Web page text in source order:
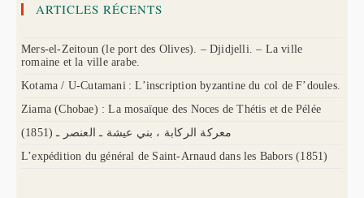
ARTICLES RÉCENTS
Mers-el-Zeitoun (le port des Olives). – Djidjelli. – La ville
romaine et la ville arabe.
Kotama / U-Cutamani : L’inscription byzantine du col de F’doules.
Ziama (Chobae) : La mosaïque des Noces de Thétis et de Pélée
(1851) معركة الركابة ، بني عيشة ـ العنصر ـ
L’expédition du général de Saint-Arnaud dans les Babors (1851)